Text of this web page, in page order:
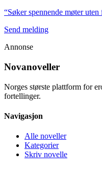
“Søker spennende møter
Send melding
Annonse
Novanoveller
Norges største plattform for
fortellinger.
Navigasjon
Alle noveller
Kategorier
Skriv novelle